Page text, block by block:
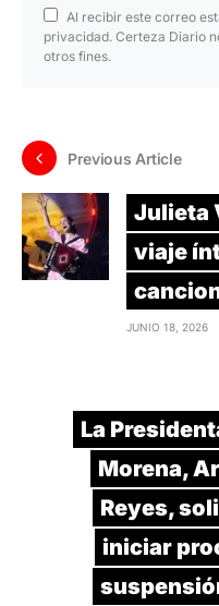
Al recibir este correo
privacidad. Certeza Diario
otros fines.
Previous Article
Julieta
viaje
JUNIO 18, 2026
La
Morena,
Reyes,
iniciar